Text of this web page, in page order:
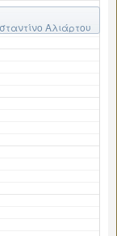
Αλιάρτου